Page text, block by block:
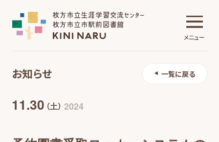
メニュー
一覧に戻る
お知らせ
11.30 （土） 2024